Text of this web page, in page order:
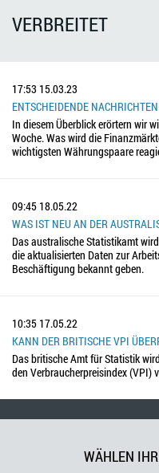
VERBREITET
17:53 15.03.23
ENTSCHEIDENDE
In diesem Überblick erörtern wir
Woche. Was wird die
wichtigsten Währungspaare
09:45 18.05.22
WAS IST NEU AN DER
Das australische Statistikamt
die aktualisierten Daten zur
Beschäftigung bekannt geben.
10:35 17.05.22
KANN DER BRITISCHE VPI
Das britische Amt für Statistik
den Verbraucherpreisindex (VPI)
WÄHLEN